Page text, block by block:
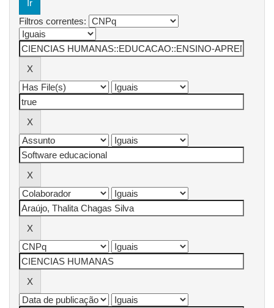
Filtros correntes: